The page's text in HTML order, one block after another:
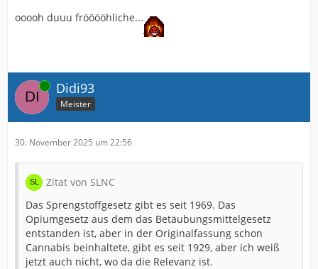
ooooh duuu frööööhliche...
Online Didi93
Meister
30. November 2025 um 22:56
Zitat von SLNC
Das Sprengstoffgesetz gibt es seit 1969. Das
Opiumgesetz aus dem das Betäubungsmittelgesetz
entstanden ist, aber in der Originalfassung schon
Cannabis beinhaltete, gibt es seit 1929, aber ich weiß
jetzt auch nicht, wo da die Relevanz ist.